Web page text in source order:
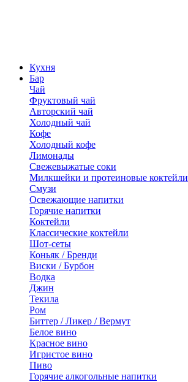
Кухня
Бар
Чай
Фруктовый чай
Авторский чай
Холодный чай
Кофе
Холодный кофе
Лимонады
Свежевыжатые соки
Милкшейки и протеиновые коктейли
Смузи
Освежающие напитки
Горячие напитки
Коктейли
Классические коктейли
Шот-сеты
Коньяк / Бренди
Виски / Бурбон
Водка
Джин
Текила
Ром
Биттер / Ликер / Вермут
Белое вино
Красное вино
Игристое вино
Пиво
Горячие алкогольные напитки